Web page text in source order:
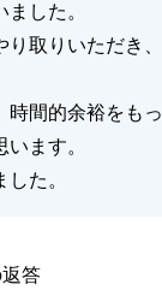
した。
り取りいただき
時間的余裕をも
ます。
た。
答